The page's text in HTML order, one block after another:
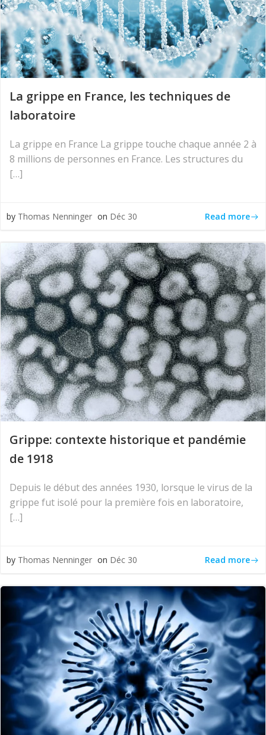
La grippe en France, les techniques de
laboratoire
La grippe en France La grippe touche chaque année 2 à
8 millions de personnes en France. Les structures du
[…]
by Thomas Nenninger on Déc 30 Read more
Grippe: contexte historique et pandémie
de 1918
Depuis le début des années 1930, lorsque le virus de la
grippe fut isolé pour la première fois en laboratoire,
[…]
by Thomas Nenninger on Déc 30 Read more